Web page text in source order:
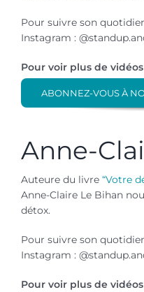
Pour suivre son
Instagram :
Pour voir plus de
ABONNEZ-VOUS À
Anne-
Auteure du livre “Votre
Anne-Claire Le Bihan
détox.
Pour suivre son
Instagram :
Pour voir plus de